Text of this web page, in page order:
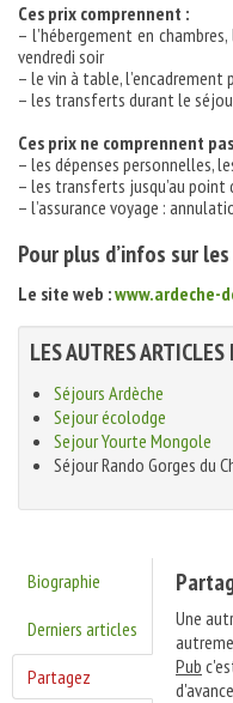
Ces prix comprennent :
– l’hébergement en
vendredi soir
– le vin à table, l’encadrement
– les transferts durant le
Ces prix ne comprennent
– les dépenses personnelles,
– les transferts jusqu’au point
– l’assurance voyage :
Pour plus d’infos sur
Le site web :www.ardeche-
LES AUTRES ARTICLES
Séjours Ardèche
Sejour écolodge
Sejour Yourte Mongole
Séjour Rando Gorges du
Biographie
Derniers articles
Partagez
Une
Pub